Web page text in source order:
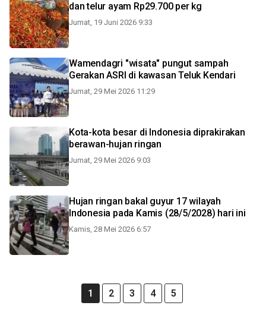
dan telur ayam Rp29.700 per kg
Jumat, 19 Juni 2026 9:33
Wamendagri "wisata" pungut sampah
Gerakan ASRI di kawasan Teluk Kendari
Jumat, 29 Mei 2026 11:29
Kota-kota besar di Indonesia diprakirakan
berawan-hujan ringan
Jumat, 29 Mei 2026 9:03
Hujan ringan bakal guyur 17 wilayah
Indonesia pada Kamis (28/5/2028) hari ini
Kamis, 28 Mei 2026 6:57
1 2 3 4 5